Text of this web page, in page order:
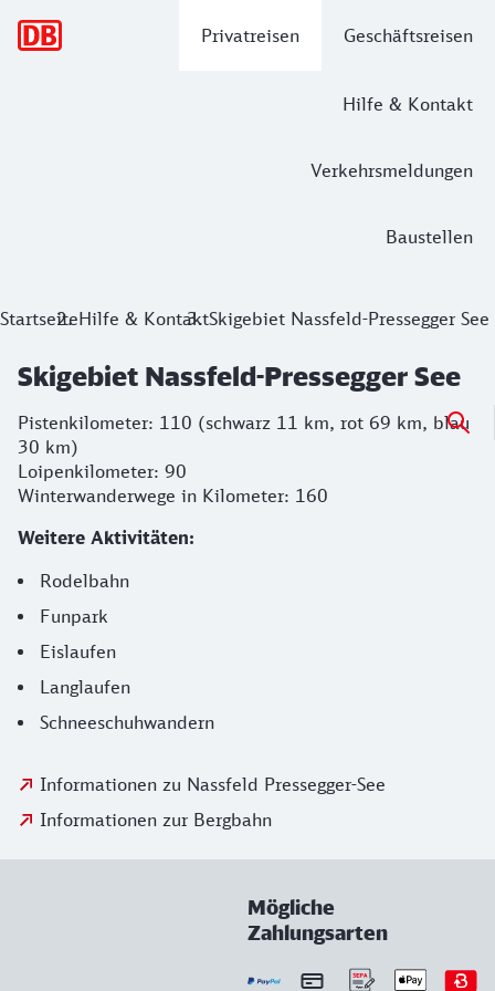
Privatreisen Geschäftsreisen
Hilfe & Kontakt
Verkehrsmeldungen
Baustellen
StartseiteHilfe & KontaktSkigebiet Nassfeld-Pressegger See
Skigebiet Nassfeld-Pressegger See
Pistenkilometer: 110 (schwarz 11 km, rot 69 km, blau
30 km)
Loipenkilometer: 90
Winterwanderwege in Kilometer: 160
Weitere Aktivitäten:
Rodelbahn
Funpark
Eislaufen
Langlaufen
Schneeschuhwandern
Informationen zu Nassfeld Pressegger-See
Informationen zur Bergbahn
Mögliche
Zahlungsarten